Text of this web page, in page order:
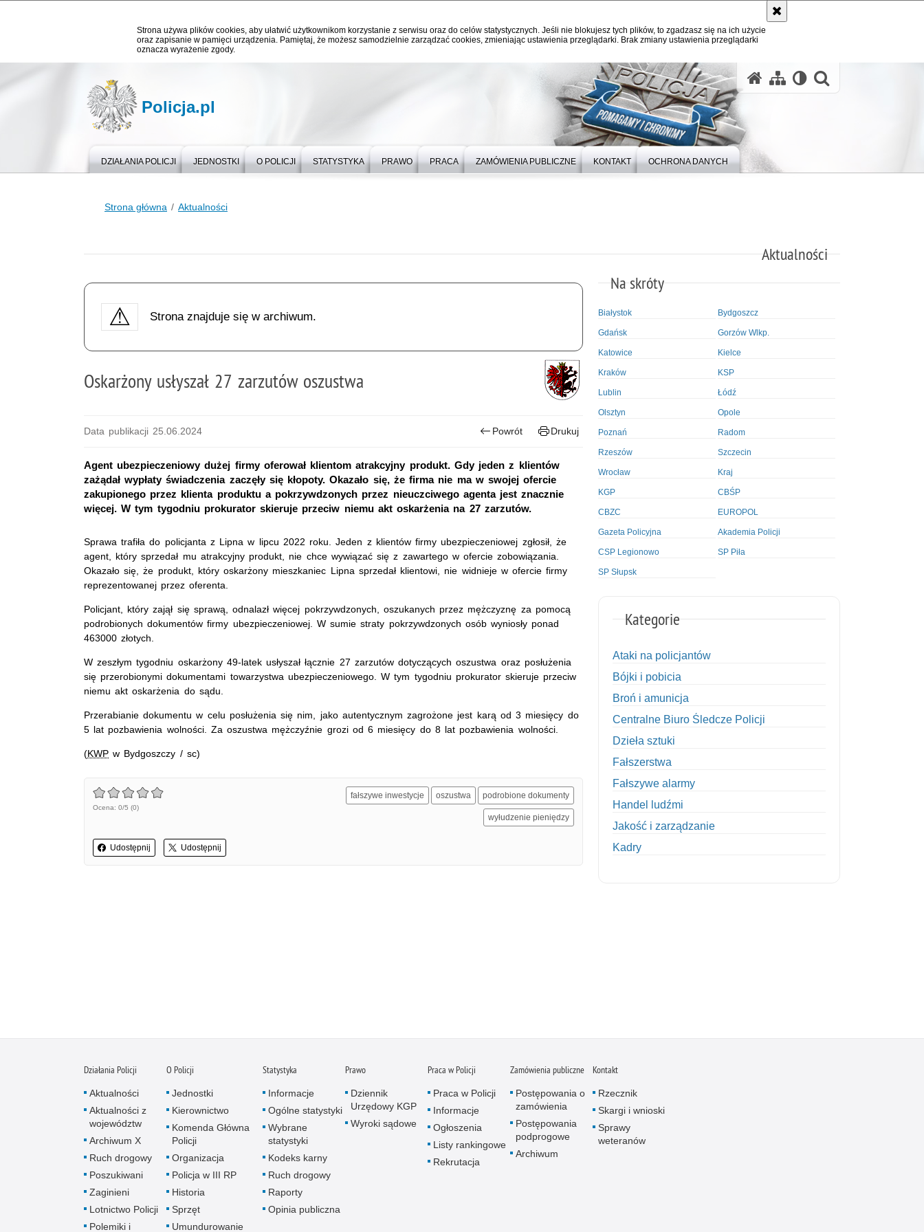
Strona używa plików cookies, aby ułatwić użytkownikom korzystanie z serwisu oraz do celów statystycznych. Jeśli nie blokujesz tych plików, to zgadzasz się na ich użycie
oraz zapisanie w pamięci urządzenia. Pamiętaj, że możesz samodzielnie zarządzać cookies, zmieniając ustawienia przeglądarki. Brak zmiany ustawienia przeglądarki
oznacza wyrażenie zgody.
Policja.pl
DZIAŁANIA POLICJI JEDNOSTKI O POLICJI STATYSTYKA PRAWO PRACA ZAMÓWIENIA PUBLICZNE KONTAKT OCHRONA DANYCH
Strona główna Aktualności
Aktualności
Strona znajduje się w archiwum.
Oskarżony usłyszał 27 zarzutów oszustwa
Data publikacji 25.06.2024 Powrót Drukuj
Agent ubezpieczeniowy dużej firmy oferował klientom atrakcyjny produkt. Gdy jeden z klientów
zażądał wypłaty świadczenia zaczęły się kłopoty. Okazało się, że firma nie ma w swojej ofercie
zakupionego przez klienta produktu a pokrzywdzonych przez nieuczciwego agenta jest znacznie
więcej. W tym tygodniu prokurator skieruje przeciw niemu akt oskarżenia na 27 zarzutów.
Sprawa trafiła do policjanta z Lipna w lipcu 2022 roku. Jeden z klientów firmy ubezpieczeniowej zgłosił, że
agent, który sprzedał mu atrakcyjny produkt, nie chce wywiązać się z zawartego w ofercie zobowiązania.
Okazało się, że produkt, który oskarżony mieszkaniec Lipna sprzedał klientowi, nie widnieje w ofercie firmy
reprezentowanej przez oferenta.
Policjant, który zajął się sprawą, odnalazł więcej pokrzywdzonych, oszukanych przez mężczyznę za pomocą
podrobionych dokumentów firmy ubezpieczeniowej. W sumie straty pokrzywdzonych osób wyniosły ponad
463000 złotych.
W zeszłym tygodniu oskarżony 49-latek usłyszał łącznie 27 zarzutów dotyczących oszustwa oraz posłużenia
się przerobionymi dokumentami towarzystwa ubezpieczeniowego. W tym tygodniu prokurator skieruje przeciw
niemu akt oskarżenia do sądu.
Przerabianie dokumentu w celu posłużenia się nim, jako autentycznym zagrożone jest karą od 3 miesięcy do
5 lat pozbawienia wolności. Za oszustwa mężczyźnie grozi od 6 miesięcy do 8 lat pozbawienia wolności.
(KWP w Bydgoszczy / sc)
Ocena: 0/5 (0)
Udostępnij Udostępnij
fałszywe inwestycje oszustwa podrobione dokumenty
wyłudzenie pieniędzy
Na skróty
Białystok Bydgoszcz
Gdańsk Gorzów Wlkp.
Katowice Kielce
Kraków KSP
Lublin Łódź
Olsztyn Opole
Poznań Radom
Rzeszów Szczecin
Wrocław Kraj
KGP CBŚP
CBZC EUROPOL
Gazeta Policyjna Akademia Policji
CSP Legionowo SP Piła
SP Słupsk
Kategorie
Ataki na policjantów
Bójki i pobicia
Broń i amunicja
Centralne Biuro Śledcze Policji
Dzieła sztuki
Fałszerstwa
Fałszywe alarmy
Handel ludźmi
Jakość i zarządzanie
Kadry
Nietrzeźwi kierujący
Nietrzeźwi opiekunowie
Działania Policji
Aktualności
Aktualności z
województw
Archiwum X
Ruch drogowy
Poszukiwani
Zaginieni
Lotnictwo Policji
Polemiki i
O Policji
Jednostki
Kierownictwo
Komenda Główna
Policji
Organizacja
Policja w III RP
Historia
Sprzęt
Umundurowanie
Statystyka
Informacje
Ogólne statystyki
Wybrane
statystyki
Kodeks karny
Ruch drogowy
Raporty
Opinia publiczna
Prawo
Dziennik
Urzędowy KGP
Wyroki sądowe
Praca w Policji
Praca w Policji
Informacje
Ogłoszenia
Listy rankingowe
Rekrutacja
Zamówienia publiczne
Postępowania o
zamówienia
Postępowania
podprogowe
Archiwum
Kontakt
Rzecznik
Skargi i wnioski
Sprawy
weteranów